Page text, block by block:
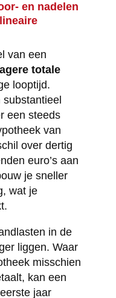
en nadelen
van een
lagere totale
looptijd.
een steeds
van
over dertig
euro’s aan
je sneller
wat je
in de
liggen. Waar
misschien
kan een
jaar